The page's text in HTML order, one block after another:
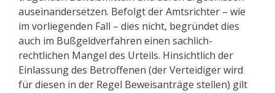
auseinandersetzen. Befolgt der Amtsrichter – wie
im vorliegenden Fall – dies nicht, begründet dies
auch im Bußgeldverfahren einen sachlich-
rechtlichen Mangel des Urteils. Hinsichtlich der
Einlassung des Betroffenen (der Verteidiger wird
für diesen in der Regel Beweisanträge stellen) gilt